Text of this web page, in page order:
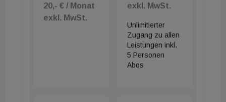
Gebäudeerfassung mittels Computer Vision und
künstlicher Intelligenz. Durch den Einsatz moderner
Sensorik lassen sich Mängel bereits in einem frühen
Stadium identifizieren, bevor sie teure Sanierungen
erfordern. Diese digitalen Zwillinge bilden die Basis
20,- € / Monat
exkl. MwSt.
exkl. MwSt.
Unlimitierter
Zugang zu allen
Leistungen inkl.
5 Personen
Abos